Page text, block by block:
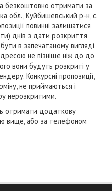
безкоштовно отримати за
обл., Куйбишевський р-н, с.
повинні залишатися
днів з дати розкриття
в запечатаному вигляді
не пізніше ніж до до
вони будуть розкриті у
Конкурсні пропозиції,
не приймаються і
нерозкритими.
отримати додаткову
вище, або за телефоном